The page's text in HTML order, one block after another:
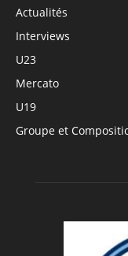
Actualités
Interviews
U23
Mercato
U19
Groupe et